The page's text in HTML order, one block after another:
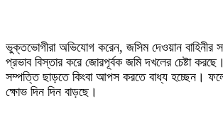
ভুক্তভোগীরা অভিযোগ করেন, জসিম দেওয়ান বাহিনীর
প্রভাব বিস্তার করে জোরপূর্বক জমি দখলের চেষ্টা
সম্পত্তি ছাড়তে কিংবা আপস করতে বাধ্য হচ্ছেন।
ক্ষোভ দিন দিন বাড়ছে।